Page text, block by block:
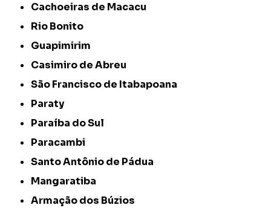
Cachoeiras de Macacu
Rio Bonito
Guapimirim
Casimiro de Abreu
São Francisco de Itabapoana
Paraty
Paraíba do Sul
Paracambi
Santo Antônio de Pádua
Mangaratiba
Armação dos Búzios